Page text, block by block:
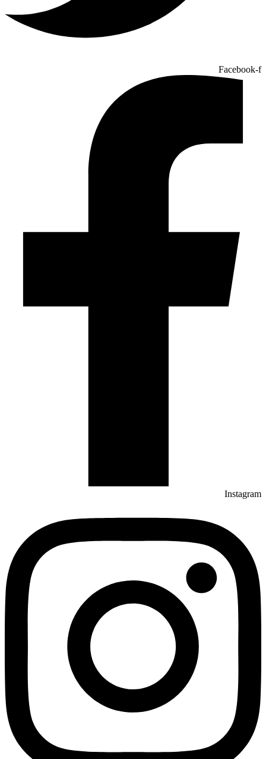
Facebook-f
Instagram